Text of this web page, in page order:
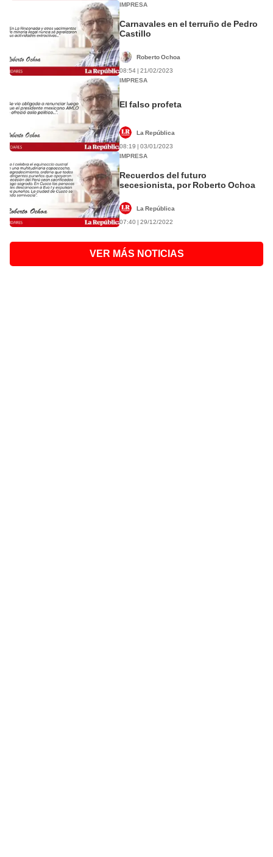
IMPRESA
Carnavales en el terruño de Pedro
Castillo
Roberto Ochoa
08:54 | 21/02/2023
IMPRESA
El falso profeta
La República
08:19 | 03/01/2023
IMPRESA
Recuerdos del futuro
secesionista, por Roberto Ochoa
La República
07:40 | 29/12/2022
VER MÁS NOTICIAS